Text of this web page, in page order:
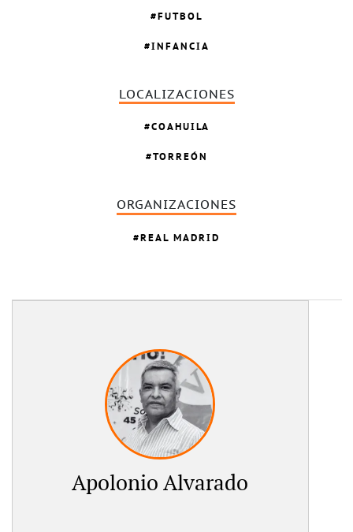
FUTBOL
INFANCIA
LOCALIZACIONES
COAHUILA
TORREÓN
ORGANIZACIONES
REAL MADRID
Apolonio Alvarado